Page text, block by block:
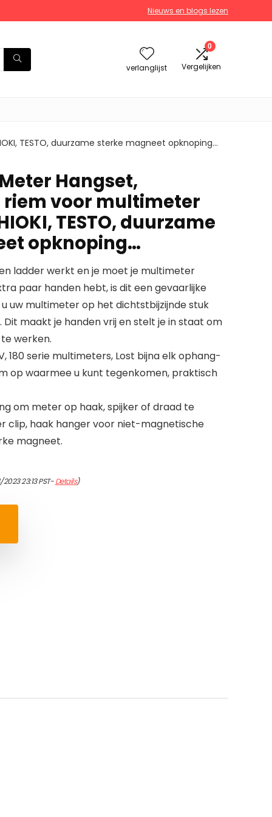
Nieuws en blogs lezen
verlanglijst
0
Vergelijken
TESTO, duurzame sterke magneet opknoping…
Hangset,
voor multimeter
TESTO, duurzame
opknoping…
ladder werkt en je moet je multimeter
paar handen hebt, is dit een gevaarlijke
uw multimeter op het dichtstbijzijnde stuk
maakt je handen vrij en stelt je in staat om
werken.
180 serie multimeters, Lost bijna elk ophang-
op waarmee u kunt tegenkomen, praktisch
om meter op haak, spijker of draad te
clip, haak hanger voor niet-magnetische
magneet.
23:13 PST-Details)